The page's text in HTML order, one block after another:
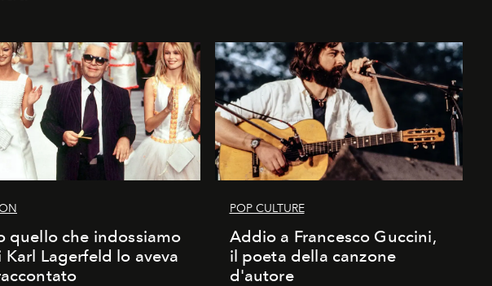
quello che indossiamo
Karl Lagerfeld lo aveva
POP CULTURE
Addio a Francesco Guccini,
il poeta della canzone
d'autore